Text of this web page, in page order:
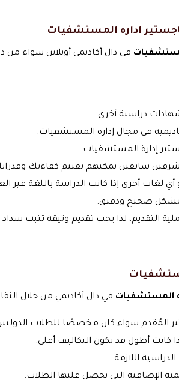
اداره المستشفيات
في دال أكاديمي أونلاين سواء
دراسية أخرى.
في مجال إدارة المستشفيات.
إدارة المستشفيات.
سابقين يمكنهم تقييم كفاءتك
لغات أخرى إذا كانت الدراسة باللغة غير
بشكل صحيح ودقيق.
التقديم، لذا يجب تقديم وثيقة تثبت
المستشفيات في دال أكاديمي من خلال
المُقدم سواء كان مخصصًا للطلاب
كانت أطول قد تكون التكاليف أعلى.
اللازمة.
الإضافية التي يحصل عليها الطلاب.